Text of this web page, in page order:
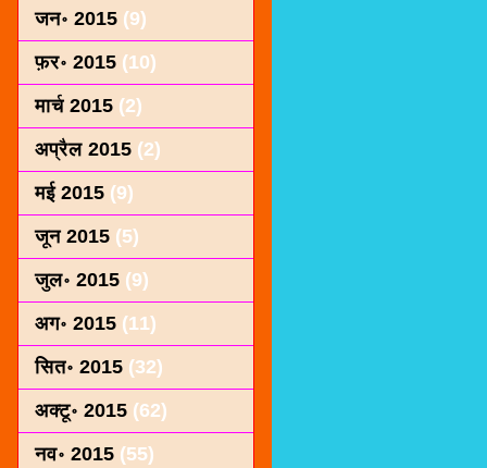
जन॰ 2015 (9)
फ़र॰ 2015 (10)
मार्च 2015 (2)
अप्रैल 2015 (2)
मई 2015 (9)
जून 2015 (5)
जुल॰ 2015 (9)
अग॰ 2015 (11)
सित॰ 2015 (32)
अक्टू॰ 2015 (62)
नव॰ 2015 (55)